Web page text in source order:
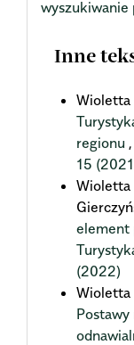
wyszukiwanie
Inne
Wioletta
regionu ,
15
Wioletta
element
(2022)
Wioletta